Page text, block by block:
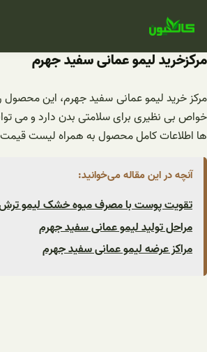
مرکزخرید لیمو عمانی سفید جهرم
مرکز خرید لیمو عمانی سفید جهرم، این
خواص بی نظیری برای سلامتی بدن دارد و می
ها اطلاعات کامل محصول به همراه لیست قیمت
آنچه در این مقاله می‌خوانید:
تقویت پوست با مصرف میوه خشک لیمو
مراحل تولید لیمو عمانی سفید جهرم
مراکز عرضه لیمو عمانی سفید جهرم